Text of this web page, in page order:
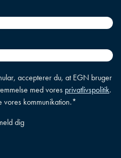
accepterer du, at EGN bruger
med vores privatlivspolitik.
vores kommunikation.*